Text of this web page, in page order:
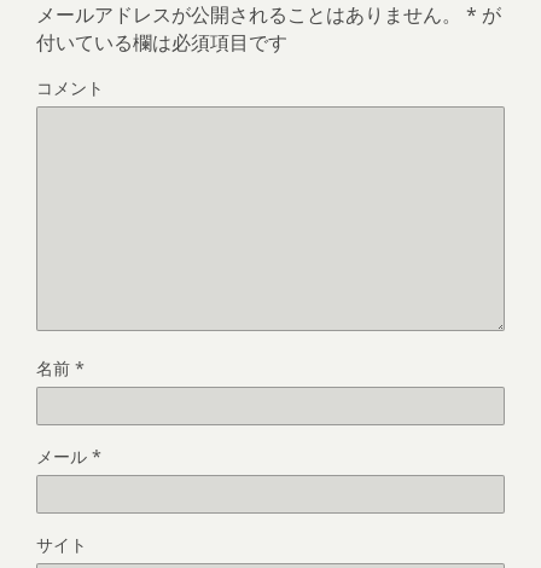
メールアドレスが公開されることはありません。 * が
付いている欄は必須項目です
コメント
名前 *
メール *
サイト